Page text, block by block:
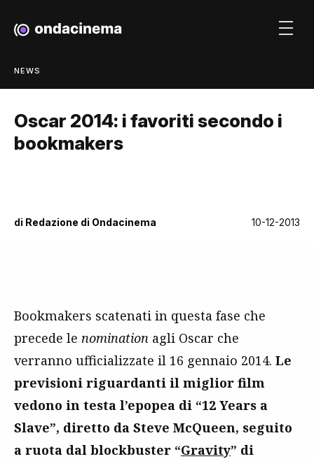
NEWS
Oscar 2014: i favoriti secondo i
bookmakers
di Redazione di Ondacinema 10-12-2013
Bookmakers scatenati in questa fase che
precede le nomination agli Oscar che
verranno ufficializzate il 16 gennaio 2014. Le
previsioni riguardanti il miglior film
vedono in testa l’epopea di “12 Years a
Slave”, diretto da Steve McQueen, seguito
a ruota dal blockbuster “Gravity” di